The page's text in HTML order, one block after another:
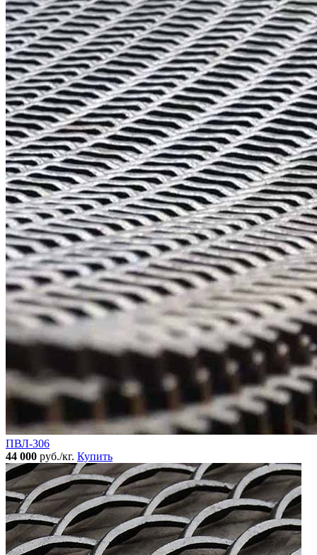
ПВЛ-306
44 000 руб./кг. Купить